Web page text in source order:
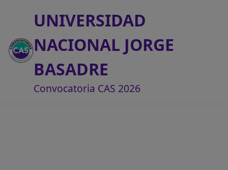
UNIVERSIDAD
NACIONAL JORGE
BASADRE
Convocatoria CAS 2026